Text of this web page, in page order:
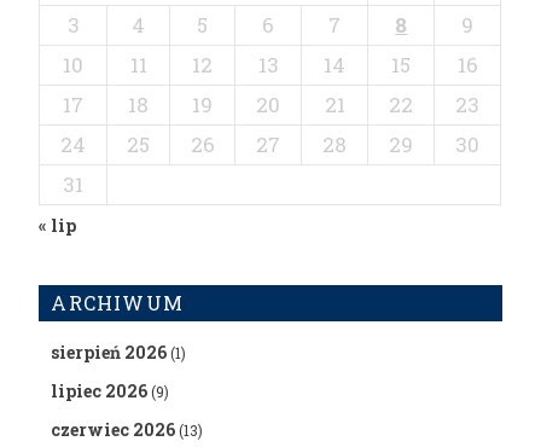
3
4 5 6 7 8
9
10
11 12 13 14 15
16
17
18 19 20 21 22
23
24
25 26 27 28 29
30
31
« lip
ARCHIWUM
sierpień 2026(1)
lipiec 2026(9)
czerwiec 2026(13)